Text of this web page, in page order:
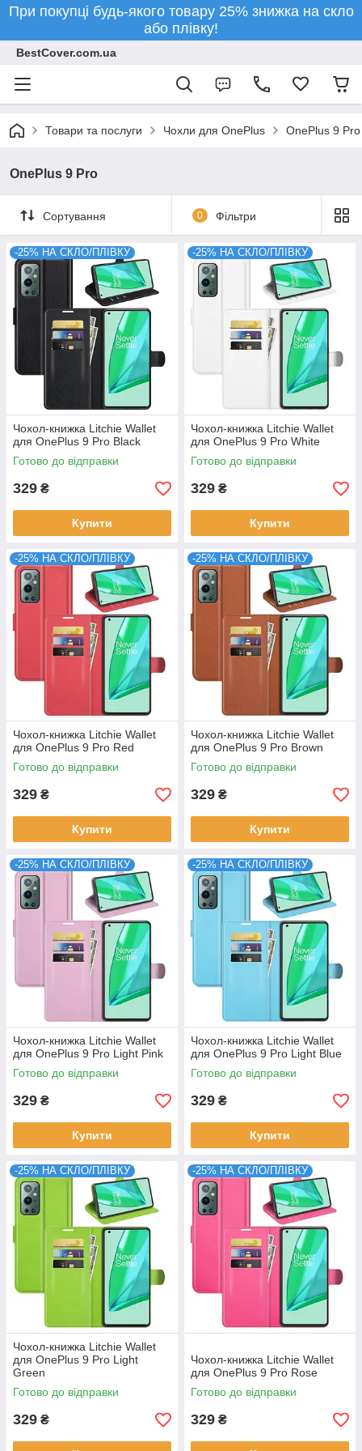
При покупці будь-якого товару 25% знижка на скло
або плівку!
BestCover.com.ua
Товари та послуги Чохли для OnePlus OnePlus 9 Pro
OnePlus 9 Pro
Сортування 0 Фільтри
-25% НА СКЛО/ПЛІВКУ
Чохол-книжка Litchie Wallet
для OnePlus 9 Pro Black
Готово до відправки
329 ₴
Купити
-25% НА СКЛО/ПЛІВКУ
Чохол-книжка Litchie Wallet
для OnePlus 9 Pro White
Готово до відправки
329 ₴
Купити
-25% НА СКЛО/ПЛІВКУ
Чохол-книжка Litchie Wallet
для OnePlus 9 Pro Red
Готово до відправки
329 ₴
Купити
-25% НА СКЛО/ПЛІВКУ
Чохол-книжка Litchie Wallet
для OnePlus 9 Pro Brown
Готово до відправки
329 ₴
Купити
-25% НА СКЛО/ПЛІВКУ
Чохол-книжка Litchie Wallet
для OnePlus 9 Pro Light Pink
Готово до відправки
329 ₴
Купити
-25% НА СКЛО/ПЛІВКУ
Чохол-книжка Litchie Wallet
для OnePlus 9 Pro Light Blue
Готово до відправки
329 ₴
Купити
-25% НА СКЛО/ПЛІВКУ
Чохол-книжка Litchie Wallet
для OnePlus 9 Pro Light
Green
Готово до відправки
329 ₴
-25% НА СКЛО/ПЛІВКУ
Чохол-книжка Litchie Wallet
для OnePlus 9 Pro Rose
Готово до відправки
329 ₴